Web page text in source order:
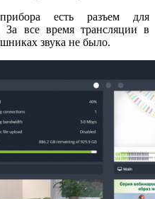
есть разъем для
За все время трансляции в
звука не было.